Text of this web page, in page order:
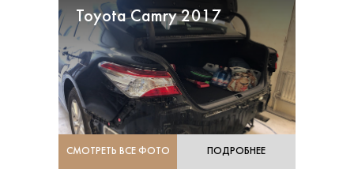
Toyota Camry 2017
СМОТРЕТЬ ВСЕ ФОТО ПОДРОБНЕЕ